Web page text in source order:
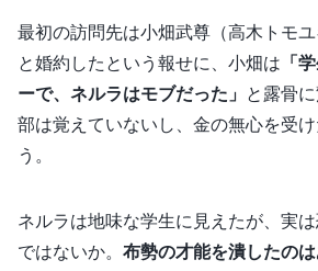
最初の訪問先は小畑武尊（高木トモ
と婚約したという報せに、小畑は 「
ーで、ネルラはモブだった」 と露骨
部は覚えていないし、金の無心を受
う。
ネルラは地味な学生に見えたが、実
ではないか。 布勢の才能を潰したの